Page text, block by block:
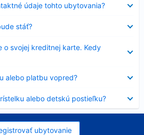
údaje tohto ubytovania?
stáť?
o svojej kreditnej karte. Kedy
alebo platbu vopred?
alebo detskú postieľku?
ubytovanie